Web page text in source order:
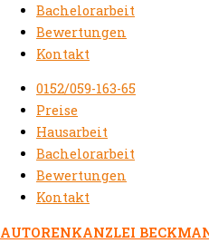
Bachelorarbeit
Bewertungen
Kontakt
0152/059-163-65
Preise
Hausarbeit
Bachelorarbeit
Bewertungen
Kontakt
AUTORENKANZLEI